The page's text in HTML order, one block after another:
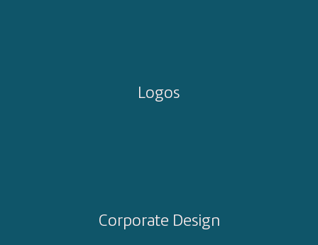
Logos
Corporate Design